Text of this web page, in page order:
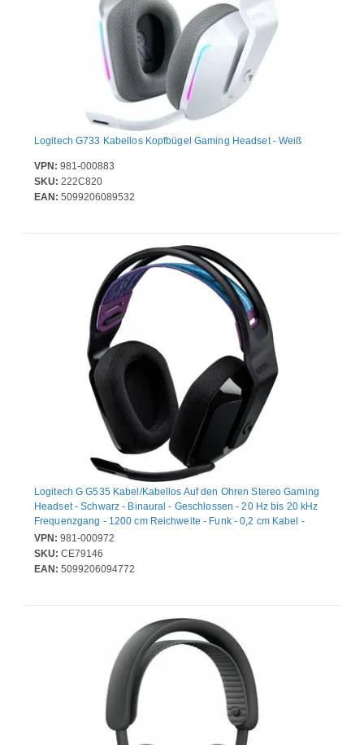
Logitech G733 Kabellos Kopfbügel Gaming Headset - Weiß
VPN: 981-000883
SKU: 222C820
EAN: 5099206089532
Logitech G G535 Kabel/Kabellos Auf den Ohren Stereo Gaming
Headset - Schwarz - Binaural - Geschlossen - 20 Hz bis 20 kHz
Frequenzgang - 1200 cm Reichweite - Funk - 0,2 cm Kabel -
Kardioide, Unidirektional Mikrophon - Host-Schnittstelle: Mini-
Phone (3,5mm)
VPN: 981-000972
SKU: CE79146
EAN: 5099206094772